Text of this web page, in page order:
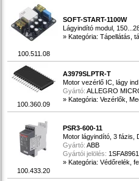
100.511.08
SOFT-START-1100W
Lágyindító modul,
» Kategória: Tápellátás,
100.360.09
A3979SLPTR-T
Motor vezérlő IC, lágy
Gyártó: ALLEGRO
» Kategória: Vezérlők,
100.433.20
PSR3-600-11
Motor lágyindító, 3 fázis,
Gyártó: ABB
Gyártói jelölés:
» Kategória: Védőrelék,